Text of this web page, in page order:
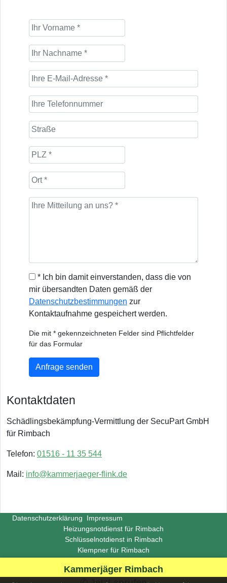
Kammerjäger Rimbach
* Ich bin damit einverstanden, dass die von
mir übersandten Daten gemäß der
Datenschutzbestimmungen zur
Kontaktaufnahme gespeichert werden.
Die mit * gekennzeichneten Felder sind Pflichtfelder
für das Formular
Anfrage senden
Kontaktdaten
Schädlingsbekämpfung-Vermittlung der SecuPart GmbH
für Rimbach
Telefon: 01516 - 11 35 544
Mail: info@kammerjaeger-flink.de
Datenschutzerklärung
Impressum
Heizungsnotdienst für Rimbach
Schlüsselnotdienst in Rimbach
Klempner für Rimbach
(Last update 2026-06-29)